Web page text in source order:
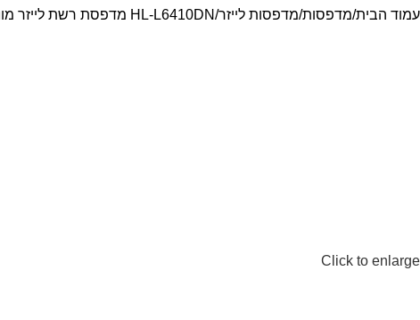
עמוד הבית מדפסות מדפסות לייזר HL-L6410DN מדפסת רשת לייזר מונו מקצועית A4 של brother
Click to enlarge